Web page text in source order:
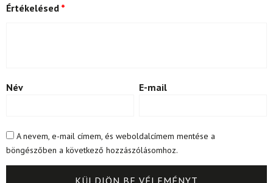
Értékelésed *
Név E-mail
A nevem, e-mail címem, és weboldalcímem mentése a
böngészőben a következő hozzászólásomhoz.